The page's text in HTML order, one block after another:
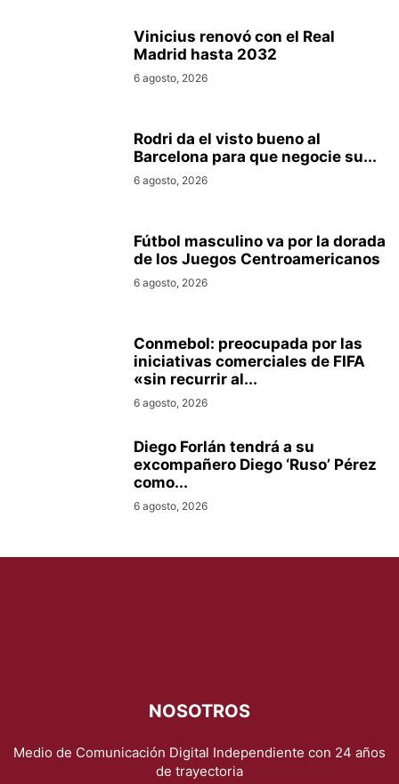
Vinicius renovó con el Real
Madrid hasta 2032
6 agosto, 2026
Rodri da el visto bueno al
Barcelona para que negocie su...
6 agosto, 2026
Fútbol masculino va por la dorada
de los Juegos Centroamericanos
6 agosto, 2026
Conmebol: preocupada por las
iniciativas comerciales de FIFA
«sin recurrir al...
6 agosto, 2026
Diego Forlán tendrá a su
excompañero Diego ‘Ruso’ Pérez
como...
6 agosto, 2026
NOSOTROS
Medio de Comunicación Digital Independiente con 24 años
de trayectoria